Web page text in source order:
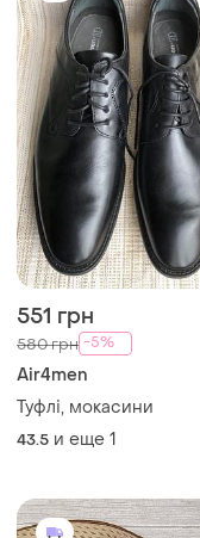
551 грн
580 грн -5%
Air4men
Туфлі, мокасини
43.5 и еще 1